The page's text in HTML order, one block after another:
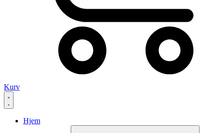
Kurv
Hjem